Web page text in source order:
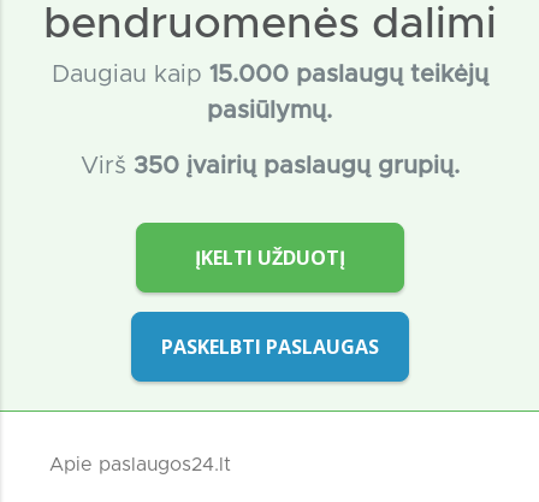
bendruomenės dalimi
Daugiau kaip 15.000 paslaugų teikėjų
pasiūlymų.
Virš 350 įvairių paslaugų grupių.
ĮKELTI UŽDUOTĮ
PASKELBTI PASLAUGAS
Apie paslaugos24.lt